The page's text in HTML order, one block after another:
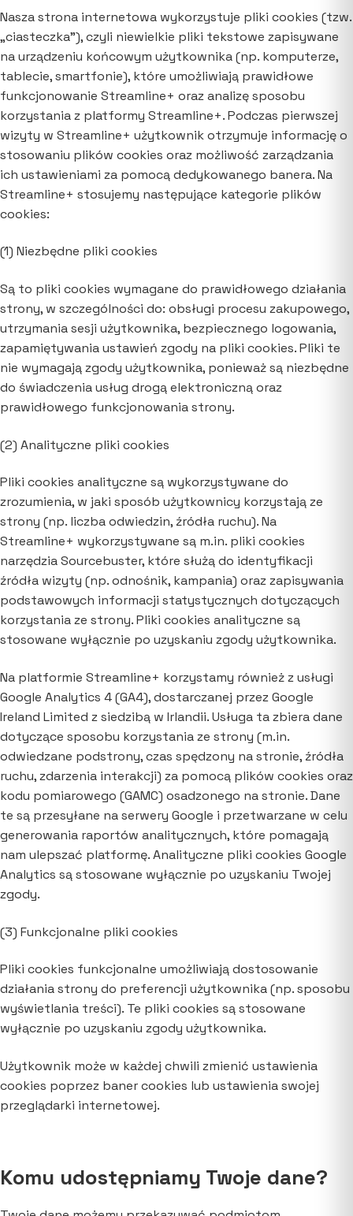
Nasza strona internetowa wykorzystuje pliki cookies (tzw.
„ciasteczka”), czyli niewielkie pliki tekstowe zapisywane
na urządzeniu końcowym użytkownika (np. komputerze,
tablecie, smartfonie), które umożliwiają prawidłowe
funkcjonowanie Streamline+ oraz analizę sposobu
korzystania z platformy Streamline+. Podczas pierwszej
wizyty w Streamline+ użytkownik otrzymuje informację o
stosowaniu plików cookies oraz możliwość zarządzania
ich ustawieniami za pomocą dedykowanego banera. Na
Streamline+ stosujemy następujące kategorie plików
cookies:
(1) Niezbędne pliki cookies
Są to pliki cookies wymagane do prawidłowego działania
strony, w szczególności do: obsługi procesu zakupowego,
utrzymania sesji użytkownika, bezpiecznego logowania,
zapamiętywania ustawień zgody na pliki cookies. Pliki te
nie wymagają zgody użytkownika, ponieważ są niezbędne
do świadczenia usług drogą elektroniczną oraz
prawidłowego funkcjonowania strony.
(2) Analityczne pliki cookies
Pliki cookies analityczne są wykorzystywane do
zrozumienia, w jaki sposób użytkownicy korzystają ze
strony (np. liczba odwiedzin, źródła ruchu). Na
Streamline+ wykorzystywane są m.in. pliki cookies
narzędzia Sourcebuster, które służą do identyfikacji
źródła wizyty (np. odnośnik, kampania) oraz zapisywania
podstawowych informacji statystycznych dotyczących
korzystania ze strony. Pliki cookies analityczne są
stosowane wyłącznie po uzyskaniu zgody użytkownika.
Na platformie Streamline+ korzystamy również z usługi
Google Analytics 4 (GA4), dostarczanej przez Google
Ireland Limited z siedzibą w Irlandii. Usługa ta zbiera dane
dotyczące sposobu korzystania ze strony (m.in.
odwiedzane podstrony, czas spędzony na stronie, źródła
ruchu, zdarzenia interakcji) za pomocą plików cookies oraz
kodu pomiarowego (GAMC) osadzonego na stronie. Dane
te są przesyłane na serwery Google i przetwarzane w celu
generowania raportów analitycznych, które pomagają
nam ulepszać platformę. Analityczne pliki cookies Google
Analytics są stosowane wyłącznie po uzyskaniu Twojej
zgody.
(3) Funkcjonalne pliki cookies
Pliki cookies funkcjonalne umożliwiają dostosowanie
działania strony do preferencji użytkownika (np. sposobu
wyświetlania treści). Te pliki cookies są stosowane
wyłącznie po uzyskaniu zgody użytkownika.
Użytkownik może w każdej chwili zmienić ustawienia
cookies poprzez baner cookies lub ustawienia swojej
przeglądarki internetowej.
Komu udostępniamy Twoje dane?